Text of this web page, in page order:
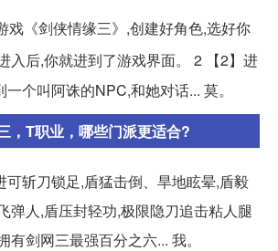
戏《剑侠情缘三》,创建好角色,选好你
入后,你就进到了游戏界面。 2 【2】进
个叫阿诛的NPC,和她对话... 莫。
，T职业，哪些门派更适合?
可斩刀锁足,盾猛击倒、旱地眩晕,盾毅
弹人,盾压封轻功,极限隐刀追击粘人腿
有剑网三最强百分之六... 我。